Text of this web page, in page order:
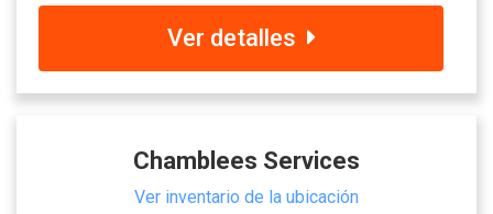
Ver detalles
Chamblees Services
Ver inventario de la ubicación